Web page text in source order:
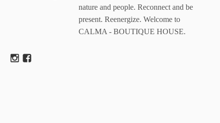
nature and people. Reconnect and be
present. Reenergize. Welcome to
CALMA - BOUTIQUE HOUSE.